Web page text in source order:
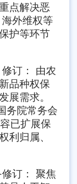
点解决恶
外维权等
护等环节
订： 由农
品种权保
展需求。
务院常务会
已扩展保
利归属、
订： 聚焦